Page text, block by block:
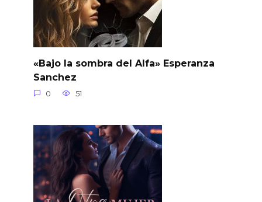
«Bajo la sombra del Alfa» Esperanza
Sanchez
0 51